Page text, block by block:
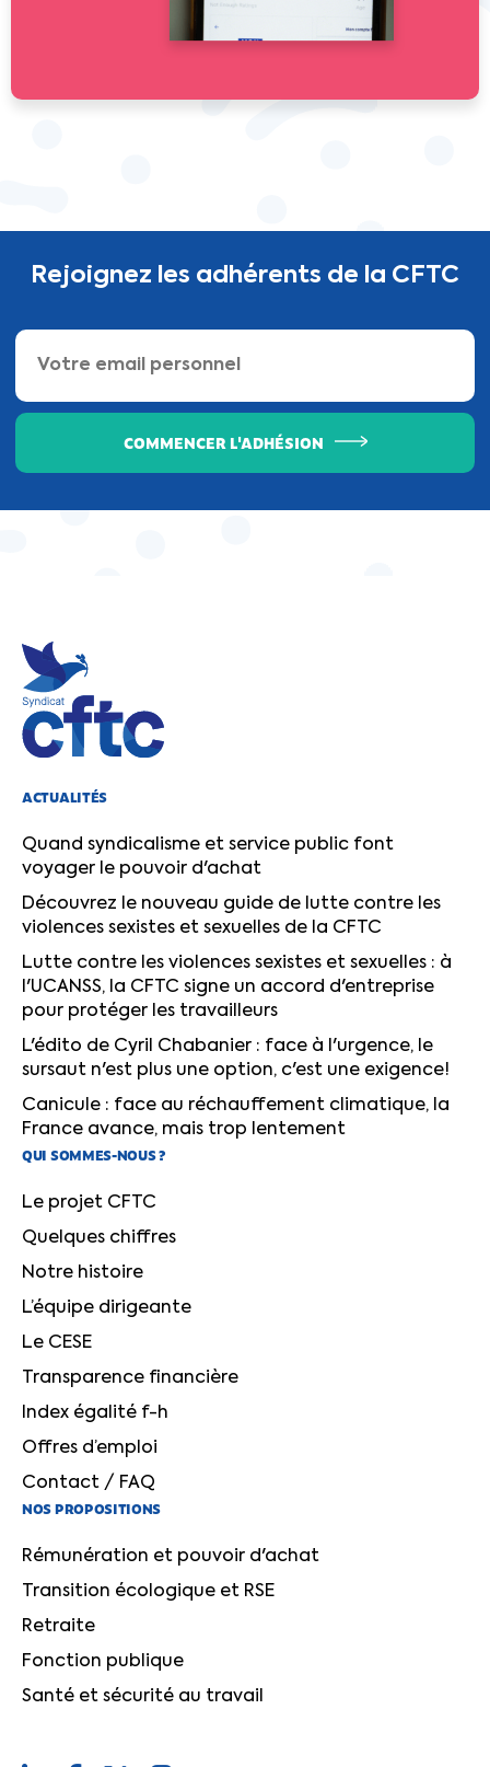
Rejoignez les adhérents de la CFTC
COMMENCER L'ADHÉSION
ACTUALITÉS
Quand syndicalisme et service public font
voyager le pouvoir d'achat
Découvrez le nouveau guide de lutte contre les
violences sexistes et sexuelles de la CFTC
Lutte contre les violences sexistes et sexuelles : à
l'UCANSS, la CFTC signe un accord d'entreprise
pour protéger les travailleurs
L'édito de Cyril Chabanier : face à l'urgence, le
sursaut n'est plus une option, c'est une exigence!
Canicule : face au réchauffement climatique, la
France avance, mais trop lentement
QUI SOMMES-NOUS ?
Le projet CFTC
Quelques chiffres
Notre histoire
L’équipe dirigeante
Le CESE
Transparence financière
Index égalité f-h
Offres d’emploi
Contact / FAQ
NOS PROPOSITIONS
Rémunération et pouvoir d'achat
Transition écologique et RSE
Retraite
Fonction publique
Santé et sécurité au travail